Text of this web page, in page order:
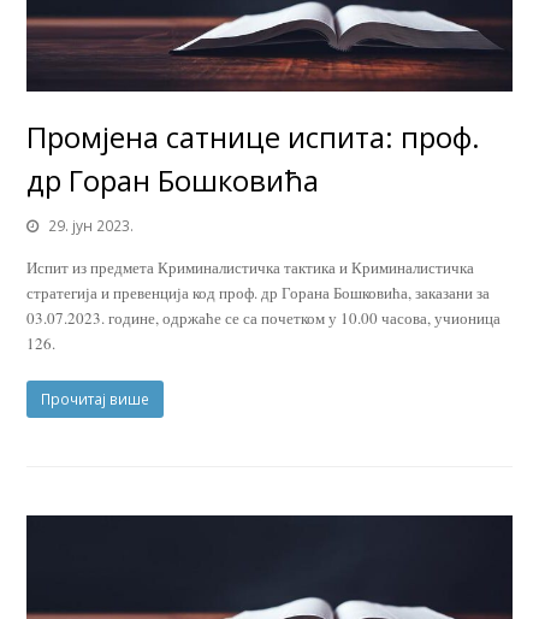
Промјена сатнице испита: проф.
др Горан Бошковића
29. јун 2023.
Испит из предмета Криминалистичка тактика и Криминалистичка
стратегија и превенција код проф. др Горана Бошковића, заказани за
03.07.2023. године, одржаће се са почетком у 10.00 часова, учионица
126.
Прочитај више